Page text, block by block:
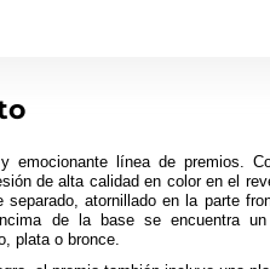
línea de premios.
de alta calidad en color en el
atornillado en la parte
de la base se encuentra
plata o bronce.